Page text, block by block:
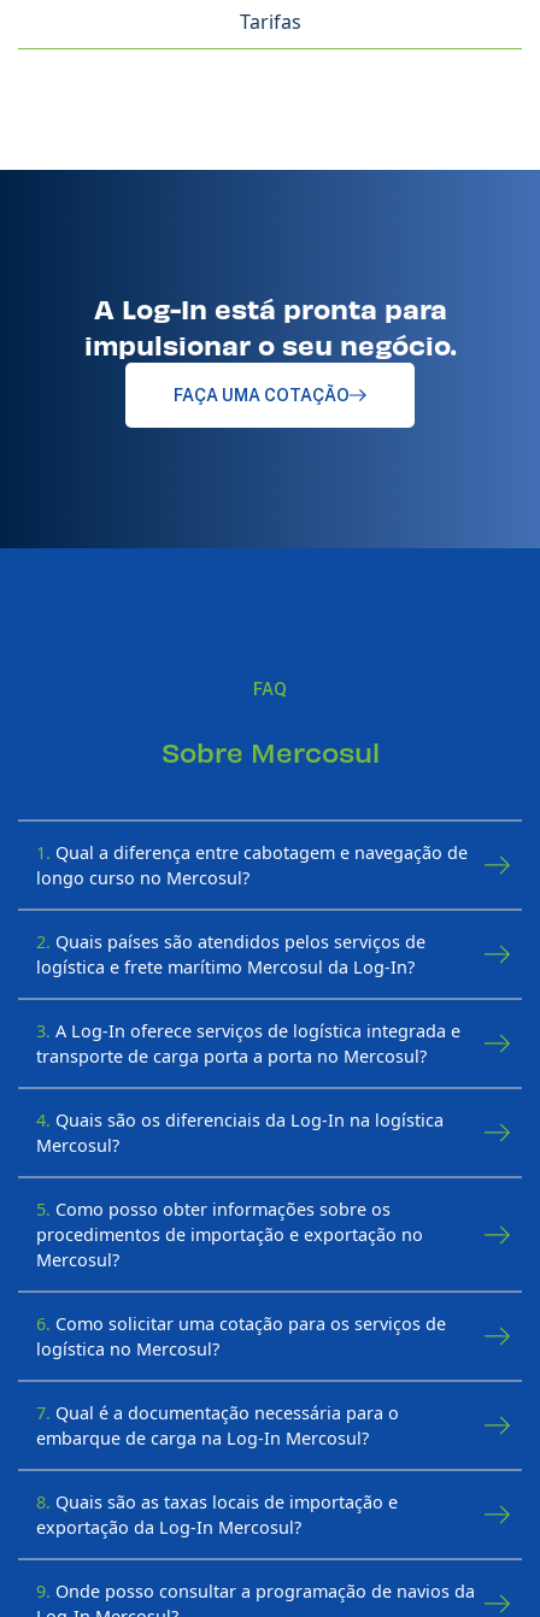
Tarifas
A Log-In está pronta para
impulsionar o seu negócio.
FAÇA UMA COTAÇÃO
FAQ
Sobre Mercosul
1. Qual a diferença entre cabotagem e navegação de
longo curso no Mercosul?
2. Quais países são atendidos pelos serviços de
logística e frete marítimo Mercosul da Log-In?
3. A Log-In oferece serviços de logística integrada e
transporte de carga porta a porta no Mercosul?
4. Quais são os diferenciais da Log-In na logística
Mercosul?
5. Como posso obter informações sobre os
procedimentos de importação e exportação no
Mercosul?
6. Como solicitar uma cotação para os serviços de
logística no Mercosul?
7. Qual é a documentação necessária para o
embarque de carga na Log-In Mercosul?
8. Quais são as taxas locais de importação e
exportação da Log-In Mercosul?
9. Onde posso consultar a programação de navios da